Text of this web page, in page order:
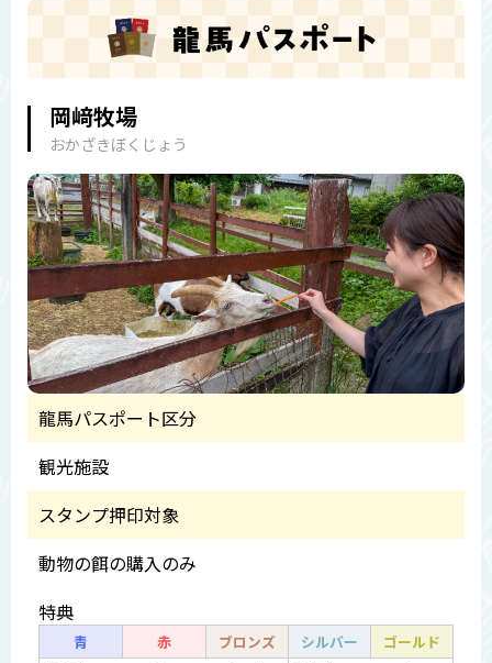
岡﨑牧場
おかざきぼくじょう
龍馬パスポート区分
観光施設
スタンプ押印対象
動物の餌の購入のみ
特典
青 赤 ブロンズ シルバー
ゴールド